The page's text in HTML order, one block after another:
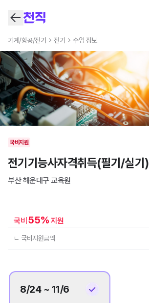
기계/항공/전기 전기 수업 정보
국비지원
전기기능사자격취득(필기/실기)
부산 해운대구 교육원
국비 55% 지원
ㄴ 국비지원금액
8/24 ~ 11/6